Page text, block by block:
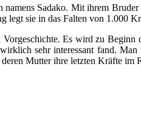
namens Sadako. Mit ihrem
legt sie in das Falten von 1.000
Es wird zu
sehr interessant fand.
Mutter ihre letzten Kräfte